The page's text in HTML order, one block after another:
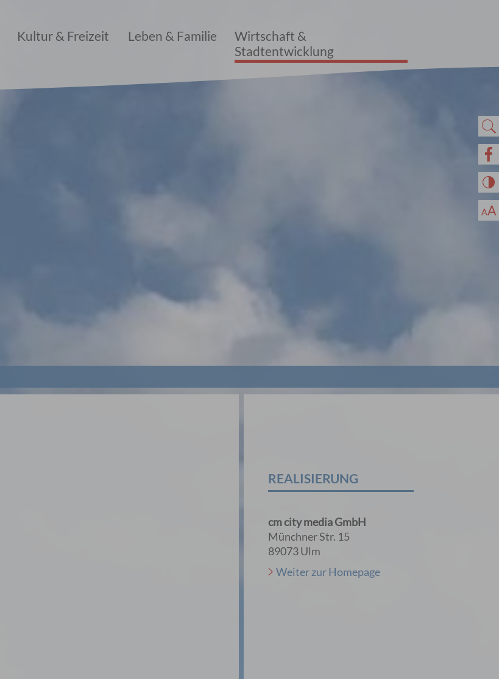
Kultur & Freizeit Leben & Familie
Wirtschaft &
Stadtentwicklung
REALISIERUNG
cm city media GmbH
Münchner Str. 15
89073 Ulm
Weiter zur Homepage